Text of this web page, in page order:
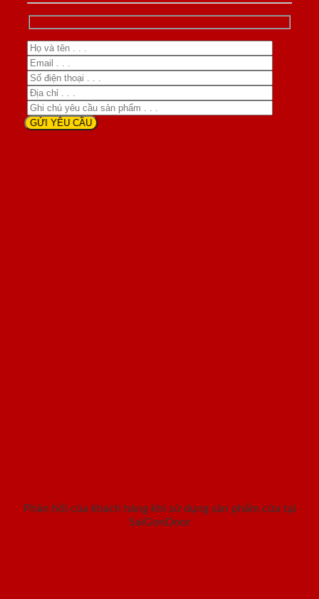
Phản hồi của khách hàng khi sử dụng sản phẩm cửa tại
SaiGonDoor